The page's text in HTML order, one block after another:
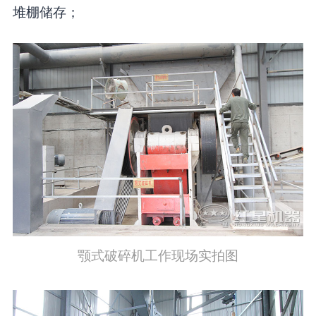
堆棚储存；
颚式破碎机工作现场实拍图